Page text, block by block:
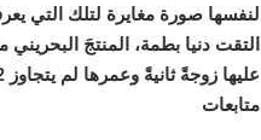
لنفسها صورة مغايرة لتلك التي
التقت دنيا بطمة، المنتجَ
عليها زوجةً ثانيةً وعمرها لم يتجاوز 22 سنة، في حفل أسطوري وسط مدينة الدار البيضاء.
متابعات